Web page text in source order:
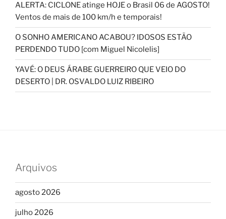
ALERTA: CICLONE atinge HOJE o Brasil 06 de AGOSTO!
Ventos de mais de 100 km/h e temporais!
O SONHO AMERICANO ACABOU? IDOSOS ESTÃO
PERDENDO TUDO [com Miguel Nicolelis]
YAVÉ: O DEUS ÁRABE GUERREIRO QUE VEIO DO
DESERTO | DR. OSVALDO LUIZ RIBEIRO
Arquivos
agosto 2026
julho 2026